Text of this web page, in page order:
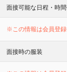
面接可能な日程・時
※この情報は会員登
面接時の服装